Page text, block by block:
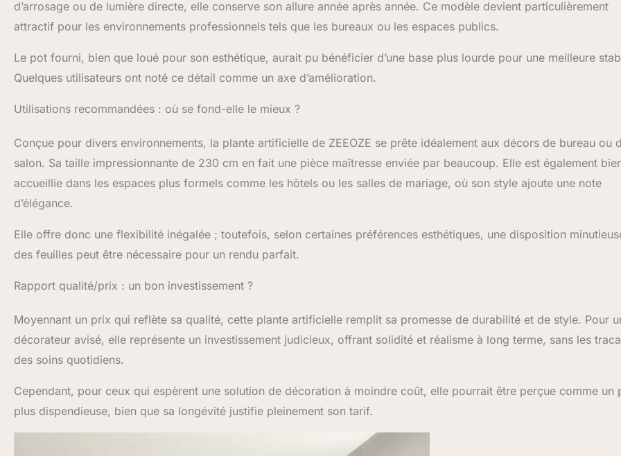
polyvalent pour tous les coins】Que ce soit moderne et minimaliste ou
chaleureux et confortable, nos plantes d'intérieur oiseau du paradis plante
votre espace de vie, que ce soit sur votre patio ou à l'intérieur, il peut être un
habitat vert souhaitable. Laissez nos plantes artificielles Oiseau de Paradis
vous soucier des saisons et vous n'aurez plus à les entretenir, vous pourrez
d’arrosage ou de lumière directe, elle conserve son allure année après année. Ce modèle devient particulièrement
attractif pour les environnements professionnels tels que les bureaux ou les espaces publics.
Le pot fourni, bien que loué pour son esthétique, aurait pu bénéficier d’une base plus lourde pour une meilleure
Quelques utilisateurs ont noté ce détail comme un axe d’amélioration.
Utilisations recommandées : où se fond-elle le mieux ?
Conçue pour divers environnements, la plante artificielle de ZEEOZE se prête idéalement aux décors de bureau ou
salon. Sa taille impressionnante de 230 cm en fait une pièce maîtresse enviée par beaucoup. Elle est également
accueillie dans les espaces plus formels comme les hôtels ou les salles de mariage, où son style ajoute une note
d’élégance.
Elle offre donc une flexibilité inégalée ; toutefois, selon certaines préférences esthétiques, une disposition
des feuilles peut être nécessaire pour un rendu parfait.
Rapport qualité/prix : un bon investissement ?
Moyennant un prix qui reflète sa qualité, cette plante artificielle remplit sa promesse de durabilité et de style. Pour
décorateur avisé, elle représente un investissement judicieux, offrant solidité et réalisme à long terme, sans les
des soins quotidiens.
Cependant, pour ceux qui espèrent une solution de décoration à moindre coût, elle pourrait être perçue comme un
plus dispendieuse, bien que sa longévité justifie pleinement son tarif.